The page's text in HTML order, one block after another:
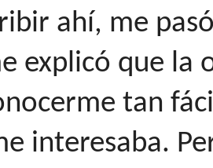
ahí, me
explicó que la
tan
interesaba.